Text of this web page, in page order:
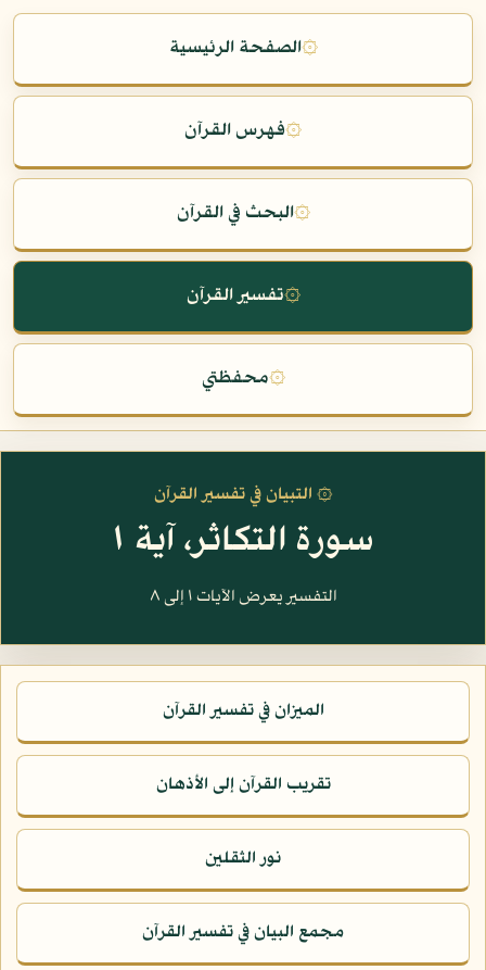
۞الصفحة الرئيسية
۞فهرس القرآن
۞البحث في القرآن
۞تفسير القرآن
۞محفظتي
۞ التبيان في تفسير القرآن
سورة التكاثر، آية ١
التفسير يعرض الآيات ١ إلى ٨
الميزان في تفسير القرآن
تقريب القرآن إلى الأذهان
نور الثقلين
مجمع البيان في تفسير القرآن